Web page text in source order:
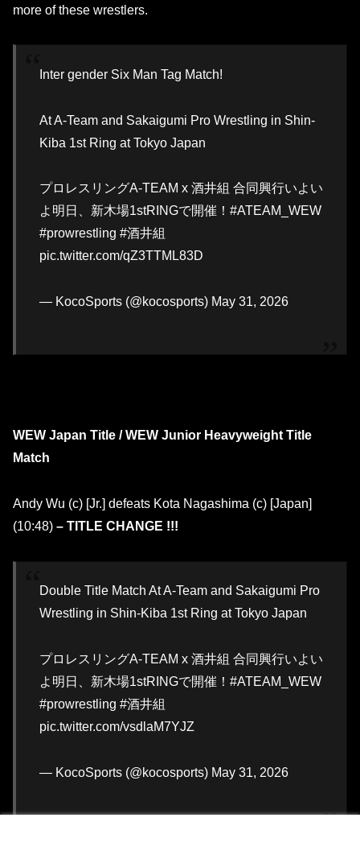
more of these wrestlers.
Inter gender Six Man Tag Match!
At A-Team and Sakaigumi Pro Wrestling in Shin-
Kiba 1st Ring at Tokyo Japan
プロレスリングA-TEAM x 酒井組 合同興行いよい
よ明日、新木場1stRINGで開催！#ATEAM_WEW
#prowrestling #酒井組
pic.twitter.com/qZ3TTML83D
— KocoSports (@kocosports) May 31, 2026
WEW Japan Title / WEW Junior Heavyweight Title
Match
Andy Wu (c) [Jr.] defeats Kota Nagashima (c) [Japan]
(10:48) – TITLE CHANGE !!!
Double Title Match At A-Team and Sakaigumi Pro
Wrestling in Shin-Kiba 1st Ring at Tokyo Japan
プロレスリングA-TEAM x 酒井組 合同興行いよい
よ明日、新木場1stRINGで開催！#ATEAM_WEW
#prowrestling #酒井組
pic.twitter.com/vsdlaM7YJZ
— KocoSports (@kocosports) May 31, 2026